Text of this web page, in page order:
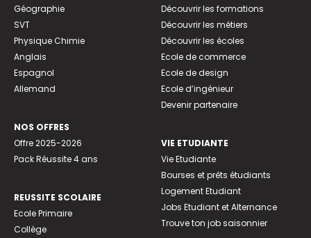
Géographie
SVT
Physique Chimie
Anglais
Espagnol
Allemand
NOS OFFRES
Offre 2025-2026
Pack Réussite 4 ans
REUSSITE SCOLAIRE
Ecole Primaire
Collège
Découvrir les formations
Découvrir les métiers
Découvrir les écoles
Ecole de commerce
Ecole de design
Ecole d’ingénieur
Devenir partenaire
VIE ETUDIANTE
Vie Etudiante
Bourses et prêts étudiants
Logement Etudiant
Jobs Etudiant et Alternance
Trouve ton job saisonnier